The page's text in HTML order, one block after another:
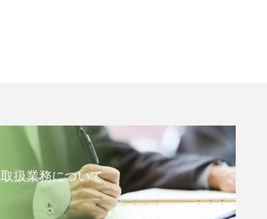
取扱業務について